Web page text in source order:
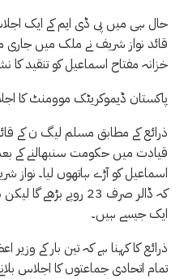
حال ہی میں پی ڈی ایم کے ایک
قائد نواز شریف نے ملک میں
خزانہ مفتاح اسماعیل کو تنقید کا
پاکستان ڈیموکریٹک موومنٹ کا اجلاس 28 جولائی
ذرائع کے مطابق مسلم لیگ ن کے
قیادت میں حکومت سنبھالنے کے
اسماعیل کو آڑے ہاتھوں لیا۔ نواز
ایک جیسے ہیں۔
ذرائع کا کہنا ہے کہ تین بار کے
تمام اتحادی جماعتوں کا اجلاس